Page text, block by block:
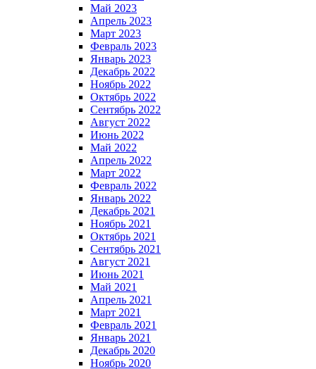
Май 2023
Апрель 2023
Март 2023
Февраль 2023
Январь 2023
Декабрь 2022
Ноябрь 2022
Октябрь 2022
Сентябрь 2022
Август 2022
Июнь 2022
Май 2022
Апрель 2022
Март 2022
Февраль 2022
Январь 2022
Декабрь 2021
Ноябрь 2021
Октябрь 2021
Сентябрь 2021
Август 2021
Июнь 2021
Май 2021
Апрель 2021
Март 2021
Февраль 2021
Январь 2021
Декабрь 2020
Ноябрь 2020